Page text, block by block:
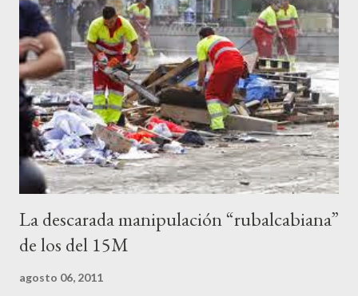
que les viniera en gana, manifestarse sin la autorización
pertinente, cortar el tráfico de las calles más céntricas, volcar los
contenedores de vidrio para tener botellas a mano para agredir a
los agentes, incendiar contenedores, apedrear a la policía,
agredirla, morderla, para que toda la pijo progresía del país, todos
los que no fuman ni tabaco, n...
La descarada manipulación “rubalcabiana”
de los del 15M
agosto 06, 2011